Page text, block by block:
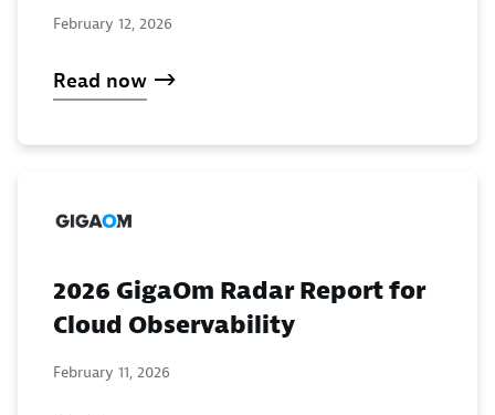
February 12, 2026
Read now
2026 GigaOm Radar Report for
Cloud Observability
February 11, 2026